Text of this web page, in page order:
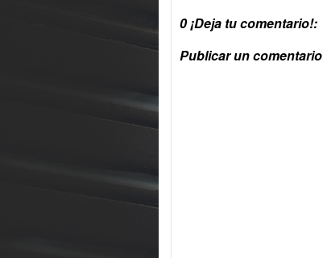
0 ¡Deja tu comentario!:
Publicar un comentario